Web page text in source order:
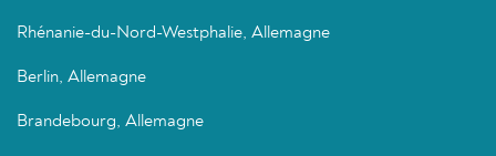
Rhénanie-du-Nord-Westphalie, Allemagne
Berlin, Allemagne
Brandebourg, Allemagne